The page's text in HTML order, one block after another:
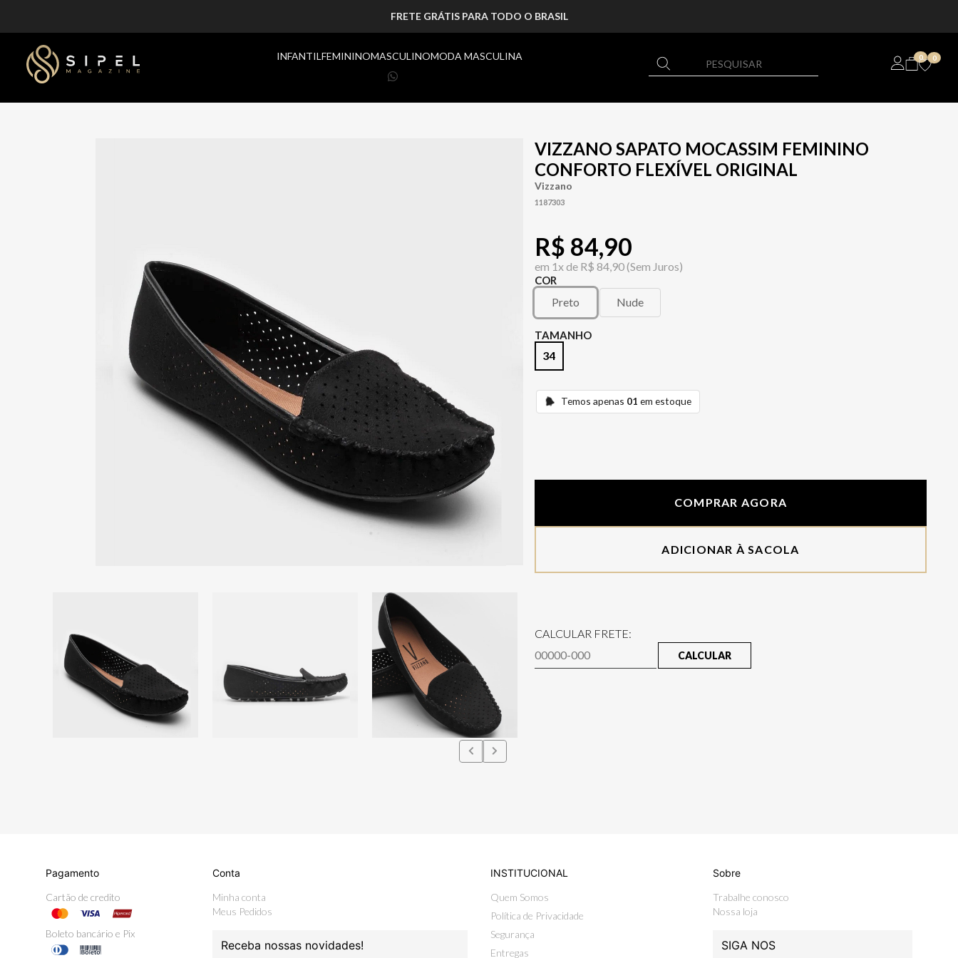
FRETE GRÁTIS PARA TODO O BRASIL
INFANTILFEMININOMASCULINOMODA MASCULINA 0 0
VIZZANO SAPATO MOCASSIM FEMININO
CONFORTO FLEXÍVEL ORIGINAL
Vizzano
1187303
R$ 84,90
em 1x de R$ 84,90(Sem Juros)
COR
Preto Nude
TAMANHO
34
Temos apenas 01 em estoque
COMPRAR AGORA
ADICIONAR À SACOLA
CALCULAR FRETE:
CALCULAR
Pagamento
Cartão de credito
Boleto bancário e Pix
Conta
Minha conta
Meus Pedidos
Receba nossas novidades!
INSTITUCIONAL
Quem Somos
Política de Privacidade
Segurança
Entregas
Sobre
Trabalhe conosco
Nossa loja
SIGA NOS